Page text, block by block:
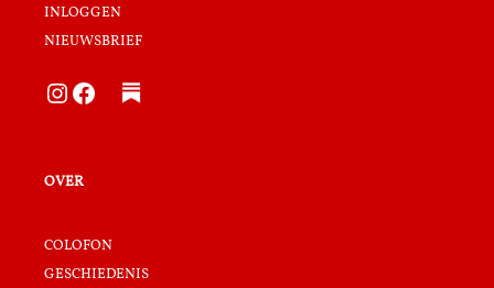
inloggen
nieuwsbrief
Instagram Facebook
over
colofon
geschiedenis